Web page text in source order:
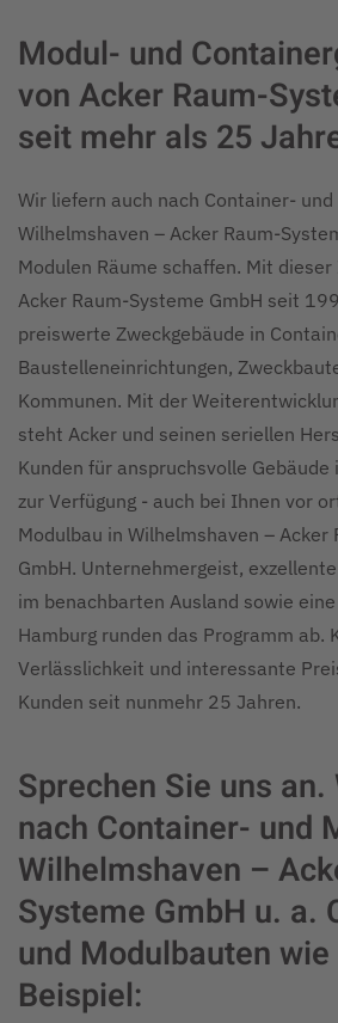
Modul- und
von Acker Raum-
seit mehr als 25
Wir liefern auch nach Container- und
Wilhelmshaven – Acker Raum-
Modulen Räume schaffen. Mit
Acker Raum-Systeme GmbH seit
preiswerte Zweckgebäude in
Baustelleneinrichtungen,
Kommunen. Mit der
steht Acker und seinen seriellen
Kunden für anspruchsvolle Gebäude
zur Verfügung - auch bei Ihnen vor
Modulbau in Wilhelmshaven – Acker
GmbH. Unternehmergeist,
im benachbarten Ausland sowie
Hamburg runden das Programm ab.
Verlässlichkeit und interessante
Kunden seit nunmehr 25 Jahren.
Sprechen Sie uns
nach Container- und
Wilhelmshaven –
Systeme GmbH u. a.
und Modulbauten
Beispiel: